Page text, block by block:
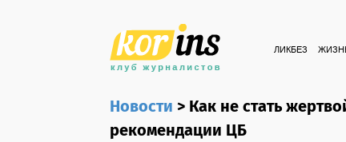
ЛИКБЕЗ
Новости>Как не стать
рекомендации ЦБ